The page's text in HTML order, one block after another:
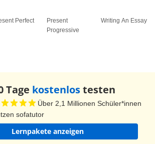
Perfect
Present
Progressive
Writing An Essay
Tage kostenlostesten
Über 2,1 Millionen Schüler*innen
sofatutor
Lernpakete anzeigen